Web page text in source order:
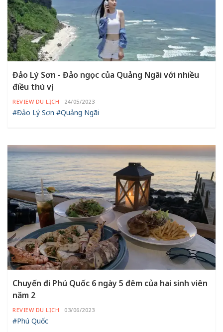
Đảo Lý Sơn - Đảo ngọc của Quảng Ngãi với nhiều
điều thú vị
REVIEW DU LỊCH 24/05/2023
#Đảo Lý Sơn #Quảng Ngãi
Chuyến đi Phú Quốc 6 ngày 5 đêm của hai sinh viên
năm 2
REVIEW DU LỊCH 03/06/2023
#Phú Quốc